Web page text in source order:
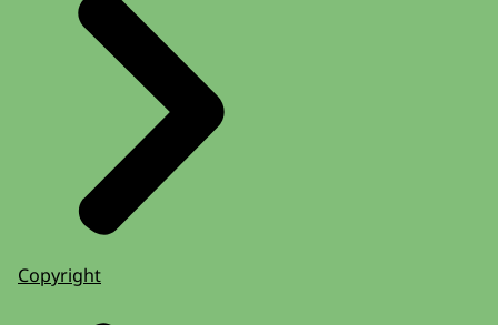
Copyright